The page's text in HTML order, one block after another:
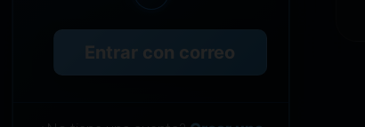
Entrar con correo